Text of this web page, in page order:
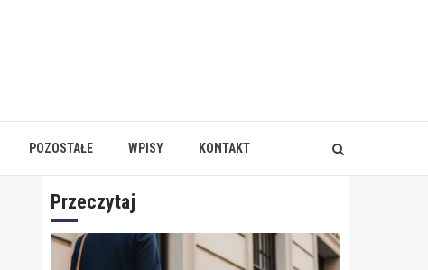
POZOSTAŁE WPISY KONTAKT
Przeczytaj